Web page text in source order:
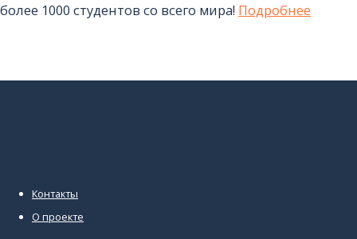
более 1000 студентов со всего мира! Подробнее
Контакты
О проекте